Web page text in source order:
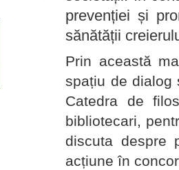
prevenției și
sănătății
Prin această
spațiu de dialog
Catedra de
bibliotecari,
discuta despre
acțiune în